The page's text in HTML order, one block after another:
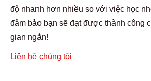
độ nhanh hơn nhiều so với việc học
đảm bảo bạn sẽ đạt được thành công
gian ngắn!
Liên hệ chúng tôi